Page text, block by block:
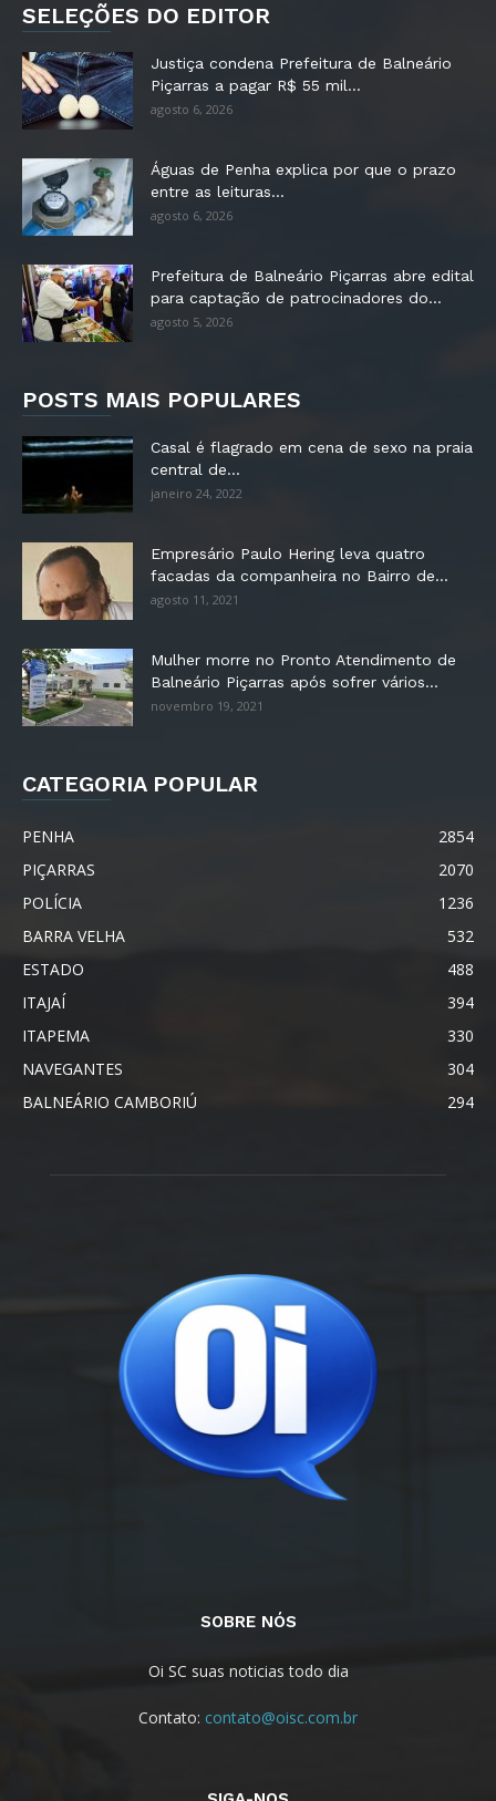
SELEÇÕES DO EDITOR
Justiça condena Prefeitura de Balneário
Piçarras a pagar R$ 55 mil...
agosto 6, 2026
Águas de Penha explica por que o prazo
entre as leituras...
agosto 6, 2026
Prefeitura de Balneário Piçarras abre edital
para captação de patrocinadores do...
agosto 5, 2026
POSTS MAIS POPULARES
Casal é flagrado em cena de sexo na praia
central de...
janeiro 24, 2022
Empresário Paulo Hering leva quatro
facadas da companheira no Bairro de...
agosto 11, 2021
Mulher morre no Pronto Atendimento de
Balneário Piçarras após sofrer vários...
novembro 19, 2021
CATEGORIA POPULAR
PENHA
2854
PIÇARRAS
2070
POLÍCIA
1236
BARRA VELHA
532
ESTADO
488
ITAJAÍ
394
ITAPEMA
330
NAVEGANTES
304
BALNEÁRIO CAMBORIÚ
294
SOBRE NÓS
Oi SC suas noticias todo dia
Contato: contato@oisc.com.br